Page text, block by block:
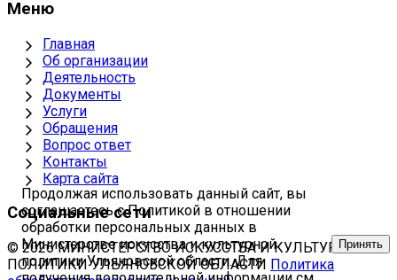
Меню
Главная
Об организации
Деятельность
Документы
Услуги
Обращения
Вопрос ответ
Контакты
Карта сайта
Социальные сети
© 2026 МИНИСТЕРСТВО ИСКУССТВА И КУЛЬТУРНОЙ
ПОЛИТИКИ УЛЬЯНОВСКОЙ ОБЛАСТИ Политика
Продолжая использовать данный сайт, вы
соглашаетесь с Политикой в отношении
обработки персональных данных в
Министерстве искусства и культурной
политики Ульяновской области. Для
Принять